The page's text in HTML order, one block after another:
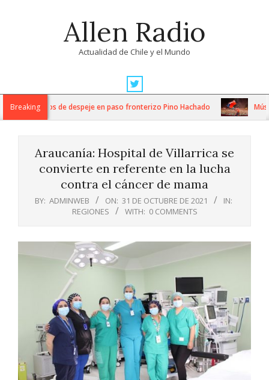
Allen Radio
Actualidad de Chile y el Mundo
Navigation
MenuBreaking
trabajos de despeje en paso fronterizo Pino Hachado Música:
Araucanía: Hospital de Villarrica se
convierte en referente en la lucha
contra el cáncer de mama
BY: ADMINWEB ON: 31 DE OCTUBRE DE 2021
IN:
REGIONES
WITH: 0 COMMENTS